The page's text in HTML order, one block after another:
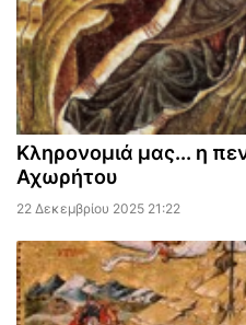
Κληρονομιά μας... η
Αχωρήτου
22 Δεκεμβρίου 2025 21:22